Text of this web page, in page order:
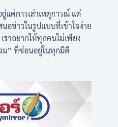
แค่การเล่าเหตุการณ์ แต่
อข่าวในรูปแบบที่เข้าใจง่าย
ราอยากให้ทุกคนไม่เพียง
ม” ที่ซ่อนอยู่ในทุกมิติ